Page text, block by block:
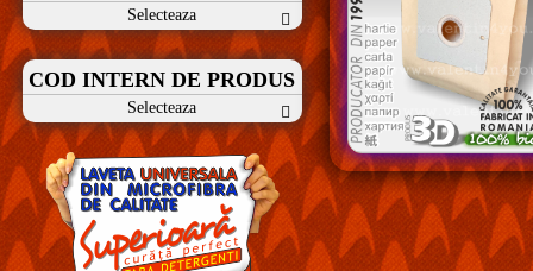
Selecteaza
COD INTERN DE PRODUS
Selecteaza